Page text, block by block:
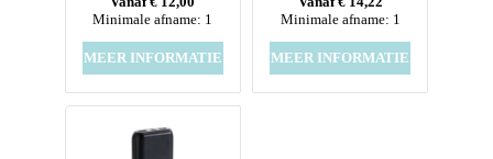
Minimale afname: 1
MEER INFORMATIE
Minimale afname: 1
MEER INFORMATIE